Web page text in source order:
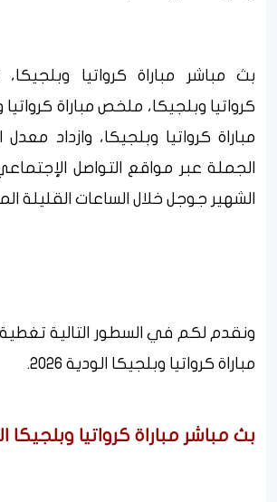
بث مباشر مباراة كرواتيا
كرواتيا وبلجيكا، ملخص مباراة
مباراة كرواتيا وبلجيكا، وازداد
الجملة عبر مواقع التواصل
الشهير جوجل خلال الساعات القليلة
ونقدم لكم في السطور التالية
مباراة كرواتيا وبلجيكا الودية 2026.
بث مباشر مباراة كرواتيا وبلجيكا